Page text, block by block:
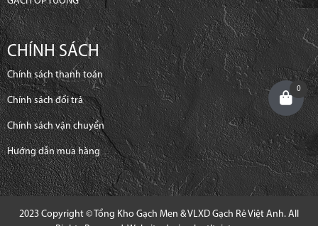
CHÍNH SÁCH
Chính sách thanh toán
Chính sách đổi trả
Chính sách vận chuyển
Hướng dẫn mua hàng
2023 Copyright © Tổng Kho Gạch Men & VLXD Gạch Rẻ Việt Anh. All
0